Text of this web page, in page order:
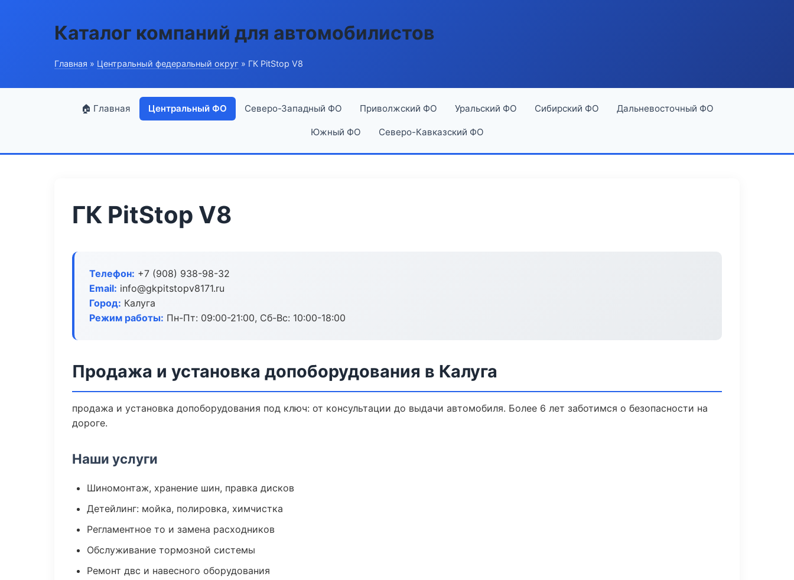
Каталог компаний для автомобилистов
Главная » Центральный федеральный округ » ГК PitStop V8
🏠 Главная Центральный ФО Северо-Западный ФО Приволжский ФО Уральский ФО Сибирский ФО Дальневосточный ФО
Южный ФО Северо-Кавказский ФО
ГК PitStop V8
Телефон: +7 (908) 938-98-32
Email: info@gkpitstopv8171.ru
Город: Калуга
Режим работы: Пн-Пт: 09:00-21:00, Сб-Вс: 10:00-18:00
Продажа и установка допоборудования в Калуга
продажа и установка допоборудования под ключ: от консультации до выдачи автомобиля. Более 6 лет заботимся о безопасности на
дороге.
Наши услуги
Шиномонтаж, хранение шин, правка дисков
Детейлинг: мойка, полировка, химчистка
Регламентное то и замена расходников
Обслуживание тормозной системы
Ремонт двс и навесного оборудования